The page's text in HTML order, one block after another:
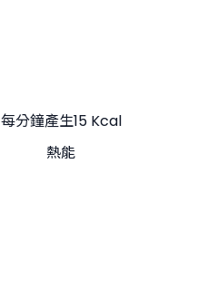
每分鐘產生15 Kcal
熱能